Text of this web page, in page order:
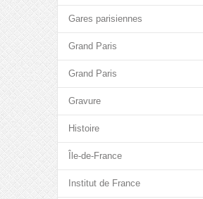
Gares parisiennes
Grand Paris
Grand Paris
Gravure
Histoire
Île-de-France
Institut de France